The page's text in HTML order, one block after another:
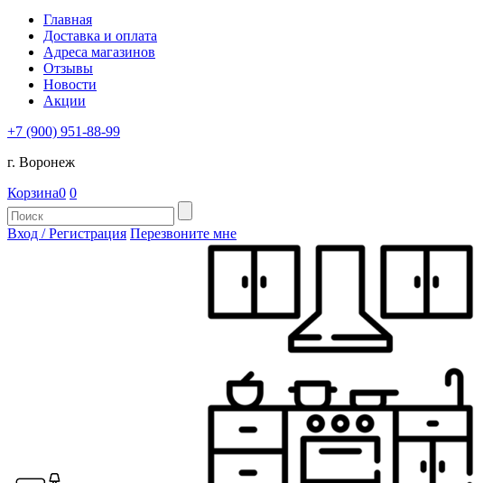
Главная
Доставка и оплата
Адреса магазинов
Отзывы
Новости
Акции
+7 (900) 951-88-99
г. Воронеж
Корзина0 0
Вход / Регистрация Перезвоните мне